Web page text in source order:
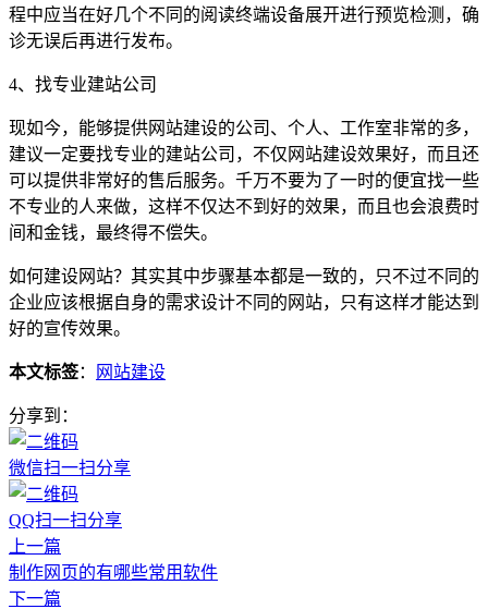
程中应当在好几个不同的阅读终端设备展开进行预览检测，确
诊无误后再进行发布。
4、找专业建站公司
现如今，能够提供网站建设的公司、个人、工作室非常的多，
建议一定要找专业的建站公司，不仅网站建设效果好，而且还
可以提供非常好的售后服务。千万不要为了一时的便宜找一些
不专业的人来做，这样不仅达不到好的效果，而且也会浪费时
间和金钱，最终得不偿失。
如何建设网站？其实其中步骤基本都是一致的，只不过不同的
企业应该根据自身的需求设计不同的网站，只有这样才能达到
好的宣传效果。
本文标签： 网站建设
分享到：
微信扫一扫分享
QQ扫一扫分享
上一篇
制作网页的有哪些常用软件
下一篇